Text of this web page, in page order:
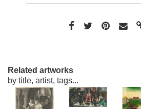
Related artworks
by title, artist, tags...